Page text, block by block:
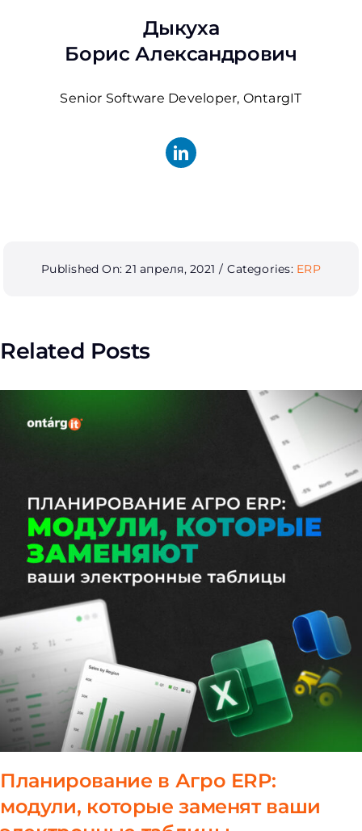
Дыкуха
Борис Александрович
Senior Software Developer, OntargIT
Published On: 21 апреля, 2021 / Categories: ERP
Related Posts
Планирование в Агро ERP:
модули, которые заменят ваши